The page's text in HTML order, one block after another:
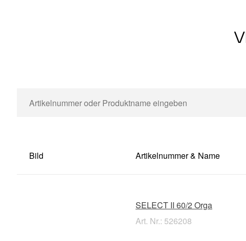
Bild Artikelnummer & Name
SELECT II 60/2 Orga
Art. Nr.: 526208